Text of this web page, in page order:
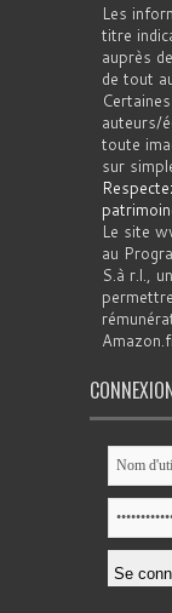
Les
titre
auprès
de tout
auteurs/
toute
sur
Le site
au
S.à r.l.,